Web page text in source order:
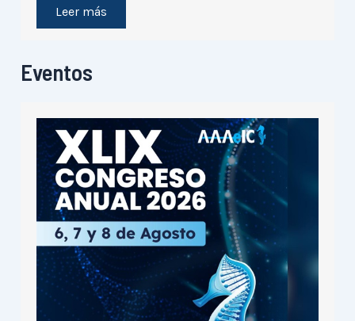
Leer más
Eventos